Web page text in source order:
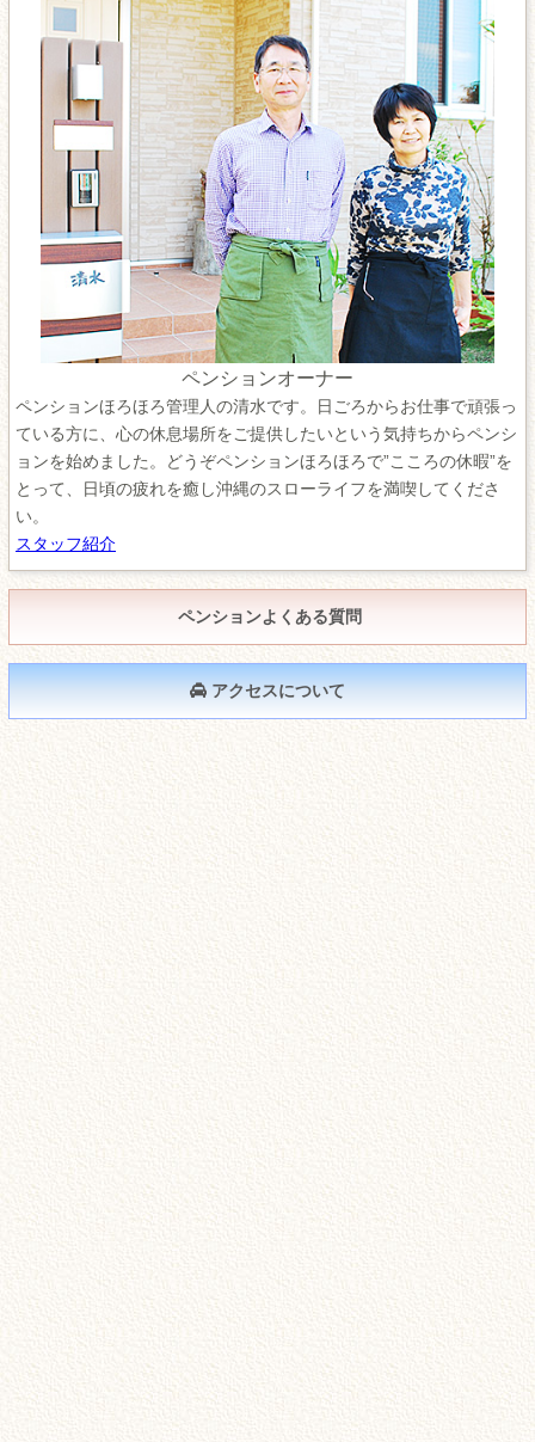
ペンションオーナー
ペンションほろほろ管理人の清水です。日ごろからお仕事で頑張っ
ている方に、心の休息場所をご提供したいという気持ちからペンシ
ョンを始めました。どうぞペンションほろほろで”こころの休暇”を
とって、日頃の疲れを癒し沖縄のスローライフを満喫してくださ
い。
スタッフ紹介
ペンションよくある質問
アクセスについて